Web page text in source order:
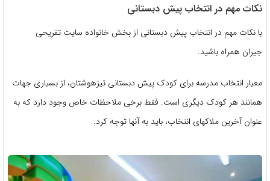
نکات مهم در انتخاب پیش دبستانی
با نکات مهم در انتخاب پیش دبستانی از بخش خانواده سایت تفریحی
جیران همراه باشید.
معیار انتخاب مدرسه برای کودک پیش دبستانی تیزهوشتان، از بسیاری جهات
همانند هر کودک دیگری است. فقط برخی ملاحظات خاص وجود دارد که به
عنوان آخرین ملاکهای انتخاب، باید به آنها توجه کرد.